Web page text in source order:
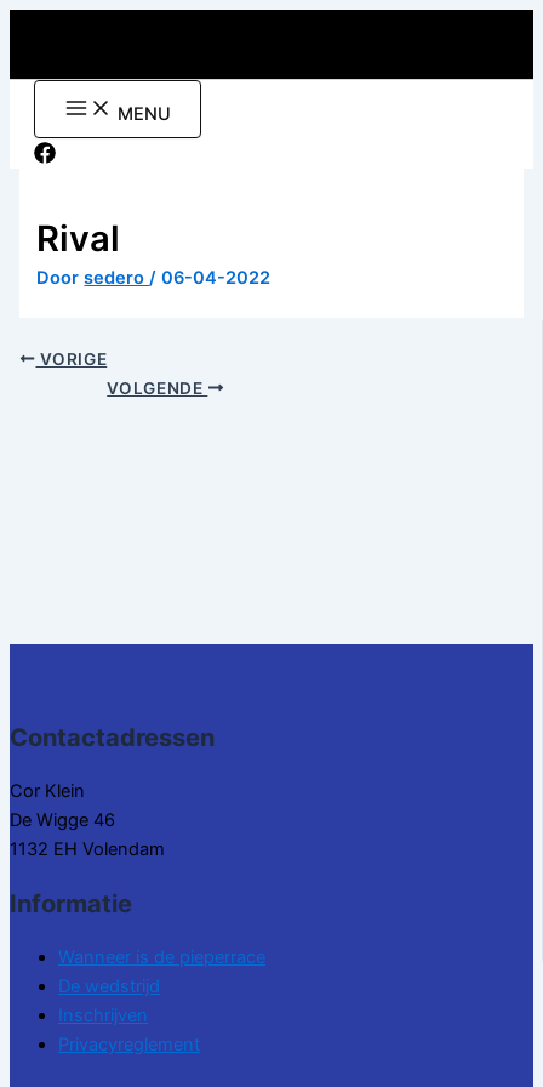
de
MENU
Rival
Doorsedero/06-04-2022
VORIGE
VOLGENDE
Contactadressen
Cor Klein
De Wigge 46
1132 EH Volendam
Informatie
Wanneer is de pieperrace
De wedstrijd
Inschrijven
Privacyreglement